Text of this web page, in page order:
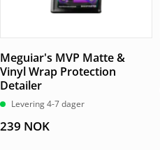
Meguiar's MVP Matte &
Vinyl Wrap Protection
Detailer
Levering 4-7 dager
239 NOK